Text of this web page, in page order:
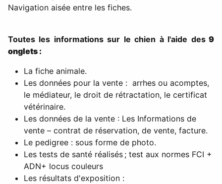
Navigation aisée entre les fiches.
Toutes les informations sur le chien à l'aide des9
onglets :
La fiche animale.
Les données pour la vente : arrhes ou acomptes,
le médiateur, le droit de rétractation, le certificat
vétérinaire.
Les données de la vente : Les Informations de
vente – contrat de réservation, de vente, facture.
Le pedigree : sous forme de photo.
Les tests de santé réalisés ; test aux normes FCI +
ADN+ locus couleurs
Les résultats d'exposition :